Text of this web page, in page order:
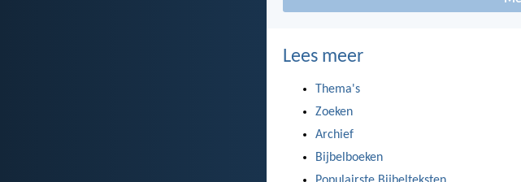
Lees meer
Thema's
Zoeken
Archief
Bijbelboeken